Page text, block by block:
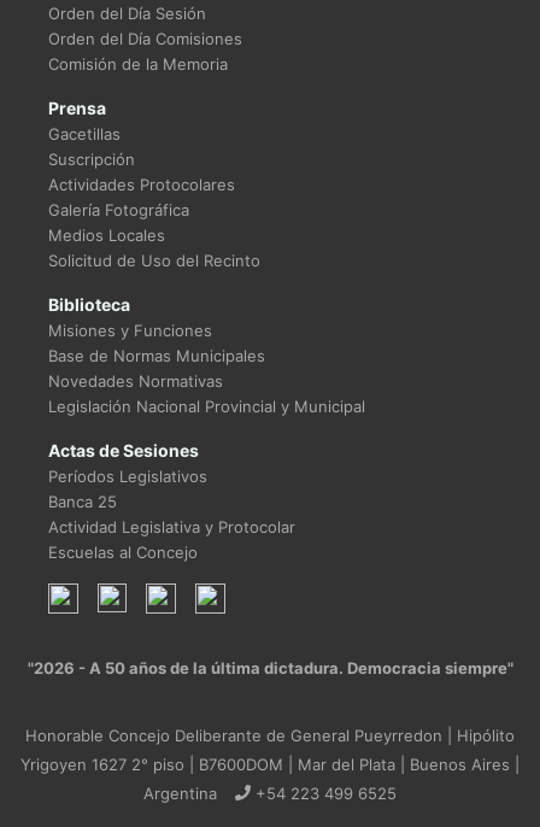
Orden del Día Sesión
Orden del Día Comisiones
Comisión de la Memoria
Prensa
Gacetillas
Suscripción
Actividades Protocolares
Galería Fotográfica
Medios Locales
Solicitud de Uso del Recinto
Biblioteca
Misiones y Funciones
Base de Normas Municipales
Novedades Normativas
Legislación Nacional Provincial y Municipal
Actas de Sesiones
Períodos Legislativos
Banca 25
Actividad Legislativa y Protocolar
Escuelas al Concejo
"2026 - A 50 años de la última dictadura. Democracia siempre"
Honorable Concejo Deliberante de General Pueyrredon | Hipólito
Yrigoyen 1627 2° piso | B7600DOM | Mar del Plata | Buenos Aires |
Argentina
+54 223 499 6525